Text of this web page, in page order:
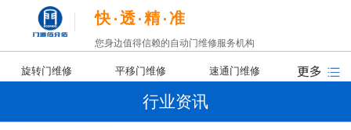
快 透 精 准
您身边值得信赖的自动门维修服务机构
旋转门维修 平移门维修 速通门维修
行业资讯